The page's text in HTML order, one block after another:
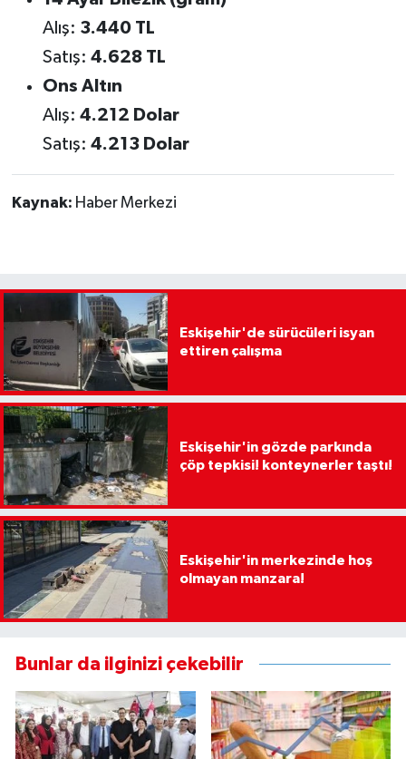
Alış: 3.440 TL
Satış: 4.628 TL
Ons Altın
Alış: 4.212 Dolar
Satış: 4.213 Dolar
Kaynak: Haber Merkezi
Eskişehir'de sürücüleri isyan
ettiren çalışma
Eskişehir'in gözde parkında
çöp tepkisi! konteynerler taştı!
Eskişehir'in merkezinde hoş
olmayan manzara!
Bunlar da ilginizi çekebilir